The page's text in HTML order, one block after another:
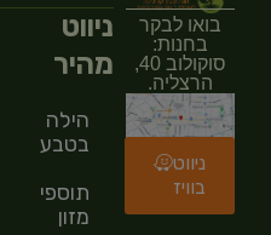
בואו לבקר
בחנות:
סוקולוב 40,
הרצליה.
ניווט
בוויז
ניווט
מהיר
הילה
בטבע
תוספי
מזון